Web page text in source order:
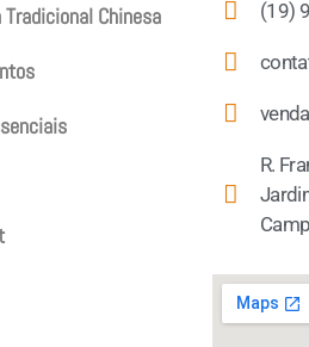
Chinesa
(19)
R.